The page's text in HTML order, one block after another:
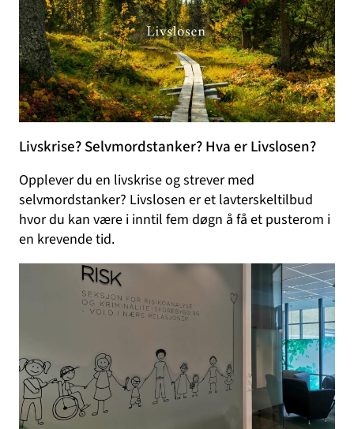
Livskrise? Selvmordstanker? Hva er Livslosen?
Opplever du en livskrise og strever med
selvmordstanker? Livslosen er et lavterskeltilbud
hvor du kan være i inntil fem døgn å få et pusterom i
en krevende tid.